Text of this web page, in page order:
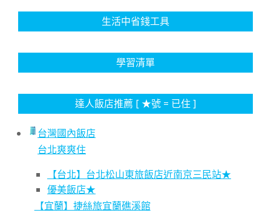
生活中省錢工具
學習清單
達人飯店推薦 [ ★號 = 已住 ]
台灣國內飯店
台北爽爽住
【台北】台北松山東旅飯店近南京三民站★
優美飯店★
【宜蘭】捷絲旅宜蘭礁溪館